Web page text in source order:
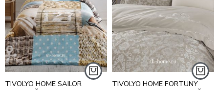
TIVOLYO HOME SAILOR
10,755₽
TIVOLYO HOME FORTUNY
17,875₽